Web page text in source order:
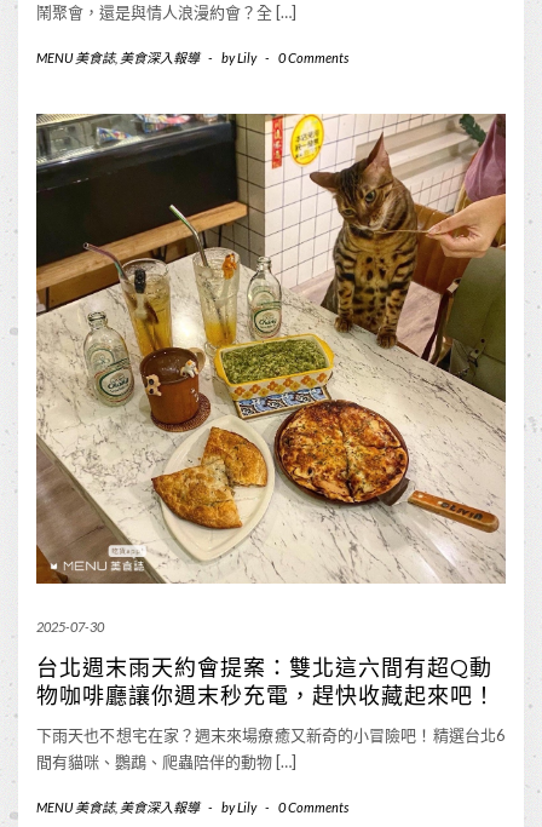
鬧聚會，還是與情人浪漫約會？全 […]
MENU 美食誌, 美食深入報導 - byLily - 0 Comments
2025-07-30
台北週末雨天約會提案：雙北這六間有超Q動
物咖啡廳讓你週末秒充電，趕快收藏起來吧！
下雨天也不想宅在家？週末來場療癒又新奇的小冒險吧！精選台北6
間有貓咪、鸚鵡、爬蟲陪伴的動物 […]
MENU 美食誌, 美食深入報導 - byLily - 0 Comments